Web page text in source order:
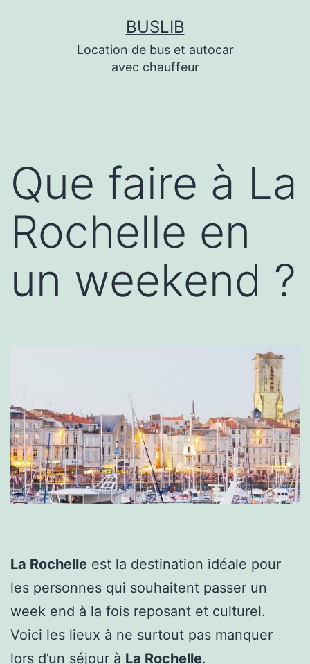
BUSLIB
Location de bus et autocar
avec chauffeur
Que faire à La
Rochelle en
un weekend ?
La Rochelle est la destination idéale pour
les personnes qui souhaitent passer un
week end à la fois reposant et culturel.
Voici les lieux à ne surtout pas manquer
lors d’un séjour à La Rochelle.